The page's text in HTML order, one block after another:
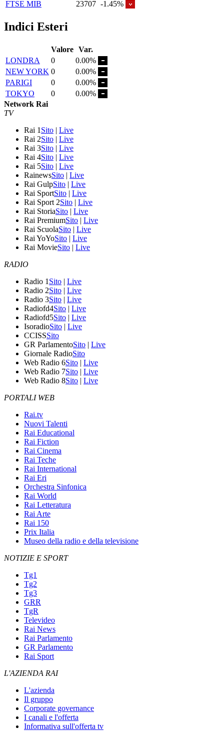
FTSE MIB
23707 -1.45%
Indici Esteri
Valore Var.
LONDRA
0
0.00%
NEW YORK 0
0.00%
PARIGI
0
0.00%
TOKYO
0
0.00%
Network Rai
TV
Rai 1 Sito | Live
Rai 2Sito | Live
Rai 3Sito | Live
Rai 4Sito | Live
Rai 5Sito | Live
RainewsSito | Live
Rai GulpSito | Live
Rai SportSito | Live
Rai Sport 2Sito | Live
Rai StoriaSito | Live
Rai PremiumSito | Live
Rai ScuolaSito | Live
Rai YoYoSito | Live
Rai MovieSito | Live
RADIO
Radio 1 Sito | Live
Radio 2Sito | Live
Radio 3Sito | Live
Radiofd4Sito | Live
Radiofd5Sito | Live
IsoradioSito | Live
CCISSSito
GR ParlamentoSito | Live
Giornale RadioSito
Web Radio 6Sito | Live
Web Radio 7Sito | Live
Web Radio 8Sito | Live
PORTALI WEB
Rai.tv
Nuovi Talenti
Rai Educational
Rai Fiction
Rai Cinema
Rai Teche
Rai International
Rai Eri
Orchestra Sinfonica
Rai World
Rai Letteratura
Rai Arte
Rai 150
Prix Italia
Museo della radio e della televisione
NOTIZIE E SPORT
Tg1
Tg2
Tg3
GRR
TgR
Televideo
Rai News
Rai Parlamento
GR Parlamento
Rai Sport
L'AZIENDA RAI
L'azienda
Il gruppo
Corporate governance
I canali e l'offerta
Informativa sull'offerta tv